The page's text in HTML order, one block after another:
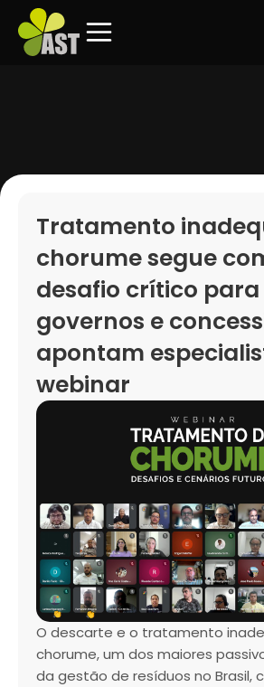
Tratamento
chorume segue
desafio crítico para
governos e
apontam
webinar
O descarte e o tratamento
chorume, um dos maiores
da gestão de resíduos no Brasil,